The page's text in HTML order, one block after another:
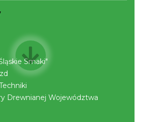
w jedności na
Smaki"
Drewnianej Województwa